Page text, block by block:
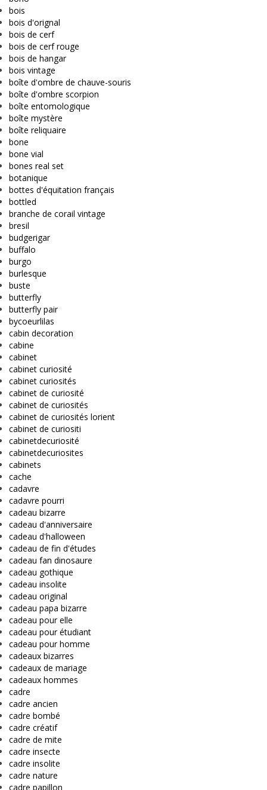
bois
bois d'orignal
bois de cerf
bois de cerf rouge
bois de hangar
bois vintage
boîte d'ombre de chauve-souris
boîte d'ombre scorpion
boîte entomologique
boîte mystère
boîte reliquaire
bone
bone vial
bones real set
botanique
bottes d'équitation français
bottled
branche de corail vintage
bresil
budgerigar
buffalo
burgo
burlesque
buste
butterfly
butterfly pair
bycoeurlilas
cabin decoration
cabine
cabinet
cabinet curiosité
cabinet curiosités
cabinet de curiosité
cabinet de curiosités
cabinet de curiosités lorient
cabinet de curiositi
cabinetdecuriosité
cabinetdecuriosites
cabinets
cache
cadavre
cadavre pourri
cadeau bizarre
cadeau d'anniversaire
cadeau d'halloween
cadeau de fin d'études
cadeau fan dinosaure
cadeau gothique
cadeau insolite
cadeau original
cadeau papa bizarre
cadeau pour elle
cadeau pour étudiant
cadeau pour homme
cadeaux bizarres
cadeaux de mariage
cadeaux hommes
cadre
cadre ancien
cadre bombé
cadre créatif
cadre de mite
cadre insecte
cadre insolite
cadre nature
cadre papillon